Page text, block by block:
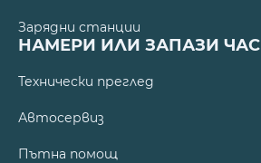
Зарядни станции
НАМЕРИ ИЛИ ЗАПАЗИ ЧАС
Технически преглед
Автосервиз
Пътна помощ